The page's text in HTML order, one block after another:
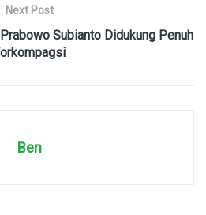
Next Post
Subianto Didukung Penuh
Ben